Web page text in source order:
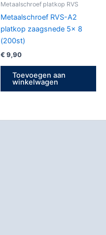
Metaalschroef platkop RVS
Metaalschroef RVS-A2
platkop zaagsnede 5x 8
(200st)
€ 9,90
Toevoegen aan
winkelwagen